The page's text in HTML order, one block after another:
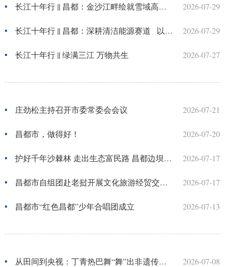
2026-07-29
长江十年行 || 昌都：金沙江畔绘就雪域高原新画卷
2026-07-29
长江十年行 || 昌都：深耕清洁能源赛道 以绿色动能助推高质量发展
2026-07-27
长江十年行 || 绿满三江 万物共生
2026-07-21
庄劲松主持召开市委常委会会议
2026-07-20
昌都市，做得好！
2026-07-17
护好千年沙棘林 走出生态富民路 昌都边坝发布沙棘保护与发展公报
2026-07-17
昌都市自组团赴老挝开展文化旅游经贸交流活动取得圆满成功
2026-07-13
昌都市“红色昌都”少年合唱团成立
2026-07-08
从田间到央视：丁青热巴舞“舞”出非遗传承新路径